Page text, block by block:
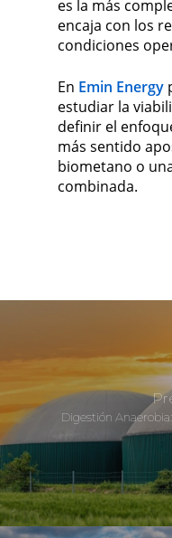
es la más
encaja con los
condiciones
En Emin Energy
estudiar la
definir el
más sentido
biometano o
combinada.
Digestión